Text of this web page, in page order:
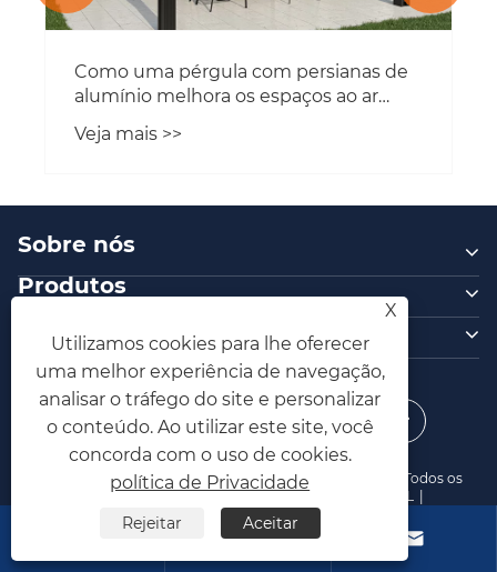
Como uma pérgula com persianas de
alumínio melhora os espaços ao ar
livre?
Veja mais >>
Sobre nós
Produtos
SIGA-NOS
Direitos autorais © 2025 Zhejiang Vionta Metal Co., Ltd. Todos os
direitos reservados. Links | Sitemap XML
política de Privacidade
 
X
Utilizamos cookies para lhe oferecer
uma melhor experiência de navegação,
analisar o tráfego do site e personalizar
o conteúdo. Ao utilizar este site, você
concorda com o uso de cookies.
política de Privacidade
Rejeitar Aceitar